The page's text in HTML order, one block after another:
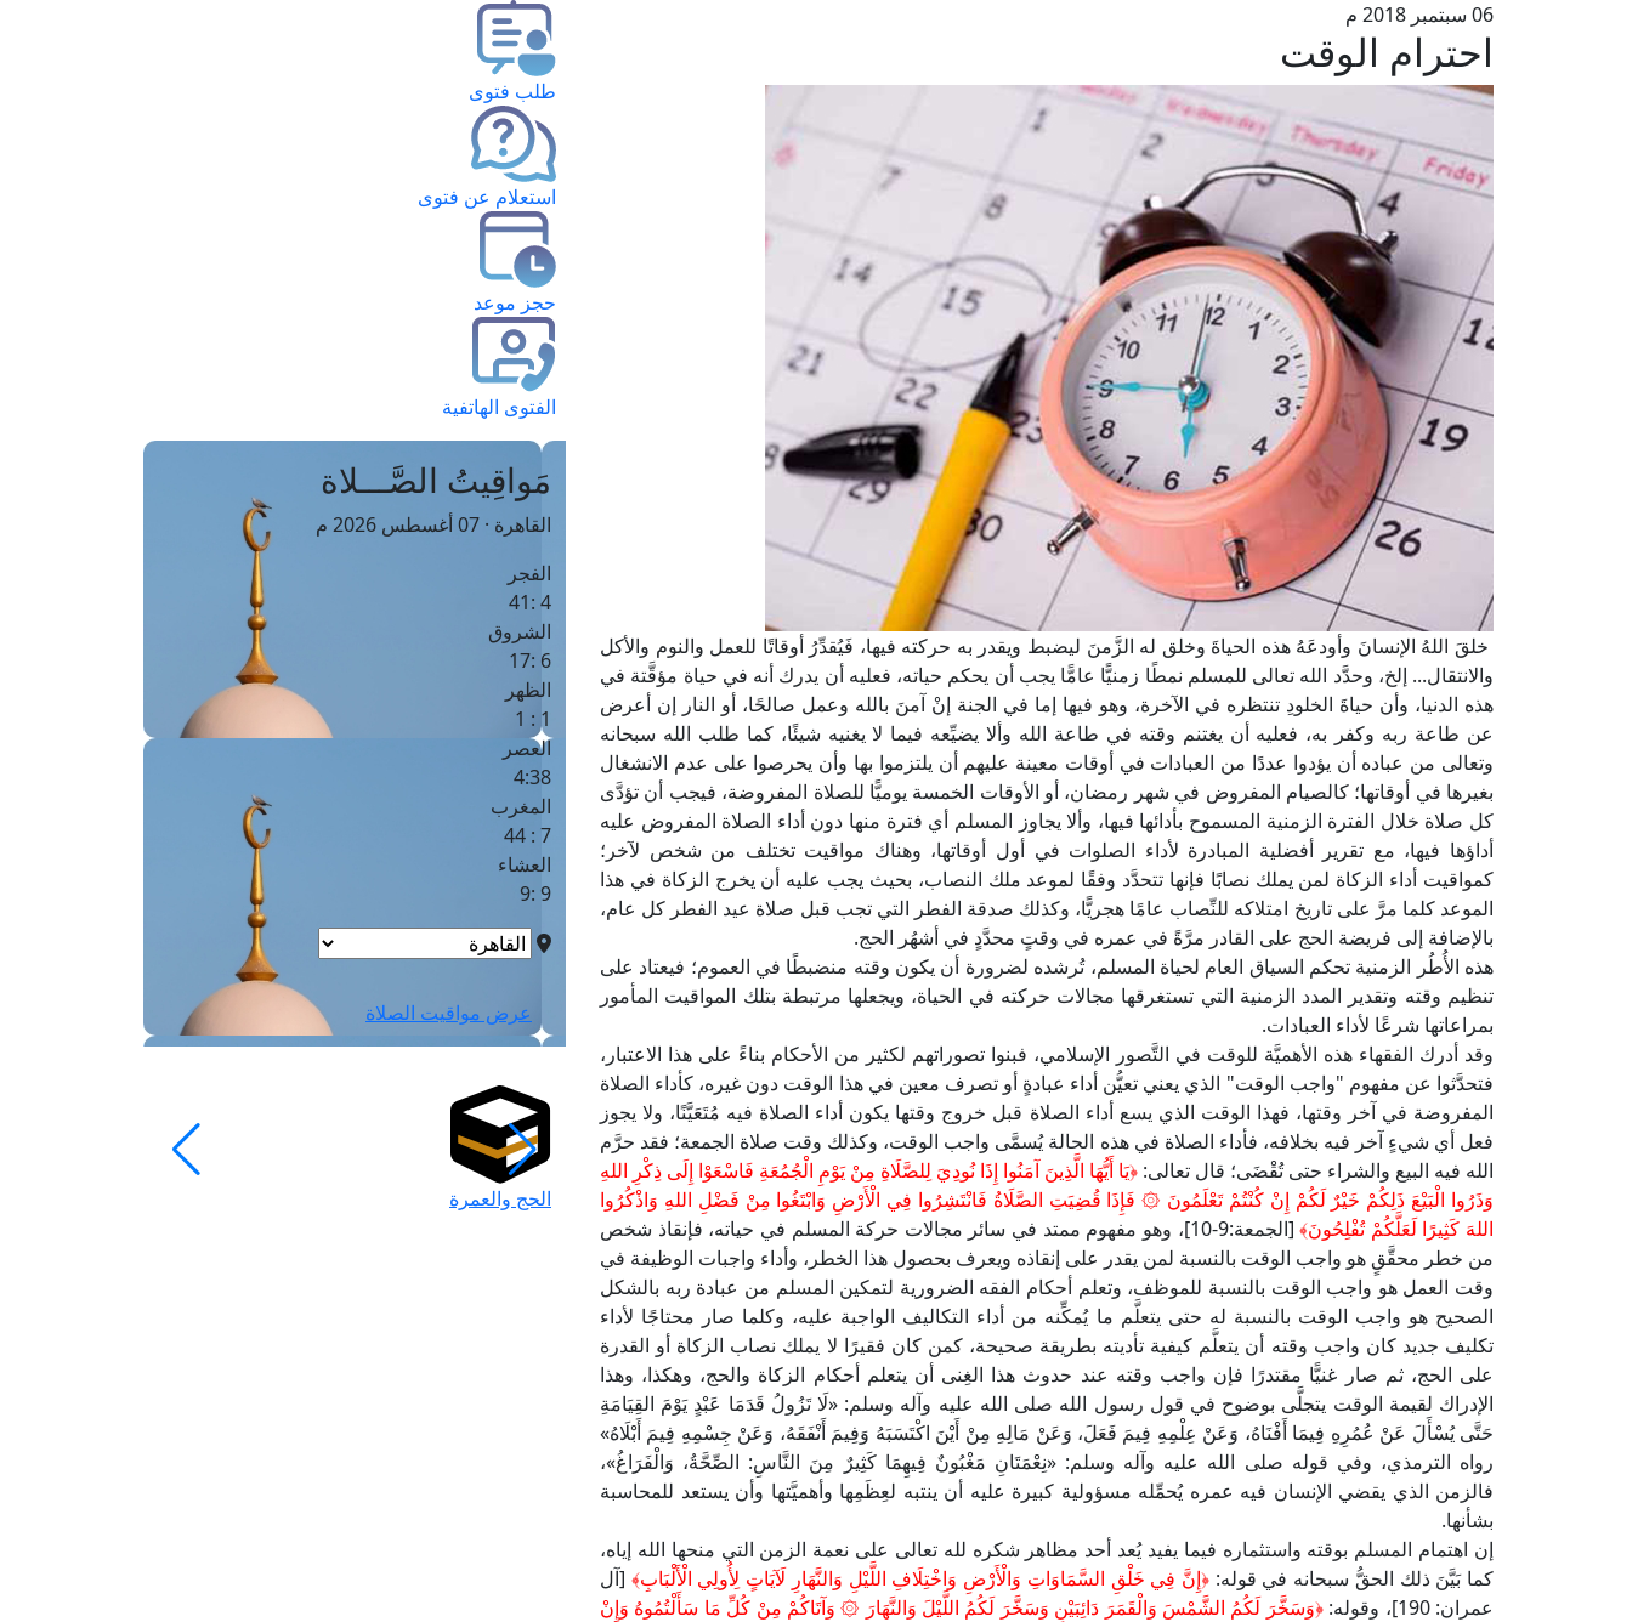
06 سبتمبر 2018 م
احترام الوقت
خلقَ اللهُ الإنسانَ وأودعَهُ هذه الحياةَ وخلق له الزَّمنَ ليضبط ويقدر به حركته فيها، فَيُقدِّرُ أوقاتًا للعمل والنوم والأكل
والانتقال... إلخ، وحدَّد الله تعالى للمسلم نمطًا زمنيًّا عامًّا يجب أن يحكم حياته، فعليه أن يدرك أنه في حياة مؤقَّتة في
هذه الدنيا، وأن حياةَ الخلودِ تنتظره في الآخرة، وهو فيها إما في الجنة إنْ آمنَ بالله وعمل صالحًا، أو النار إن أعرض
عن طاعة ربه وكفر به، فعليه أن يغتنم وقته في طاعة الله وألا يضيِّعه فيما لا يغنيه شيئًا، كما طلب الله سبحانه
وتعالى من عباده أن يؤدوا عددًا من العبادات في أوقات معينة عليهم أن يلتزموا بها وأن يحرصوا على عدم الانشغال
بغيرها في أوقاتها؛ كالصيام المفروض في شهر رمضان، أو الأوقات الخمسة يوميًّا للصلاة المفروضة، فيجب أن تؤدَّى
كل صلاة خلال الفترة الزمنية المسموح بأدائها فيها، وألا يجاوز المسلم أي فترة منها دون أداء الصلاة المفروض عليه
أداؤها فيها، مع تقرير أفضلية المبادرة لأداء الصلوات في أول أوقاتها، وهناك مواقيت تختلف من شخص لآخر؛
كمواقيت أداء الزكاة لمن يملك نصابًا فإنها تتحدَّد وفقًا لموعد ملك النصاب، بحيث يجب عليه أن يخرج الزكاة في هذا
الموعد كلما مرَّ على تاريخ امتلاكه للنِّصاب عامًا هجريًّا، وكذلك صدقة الفطر التي تجب قبل صلاة عيد الفطر كل عام،
بالإضافة إلى فريضة الحج على القادر مرَّةً في عمره في وقتٍ محدَّدٍ في أشهُر الحج.
هذه الأُطُر الزمنية تحكم السياق العام لحياة المسلم، تُرشده لضرورة أن يكون وقته منضبطًا في العموم؛ فيعتاد على
تنظيم وقته وتقدير المدد الزمنية التي تستغرقها مجالات حركته في الحياة، ويجعلها مرتبطة بتلك المواقيت المأمور
بمراعاتها شرعًا لأداء العبادات.
وقد أدرك الفقهاء هذه الأهميَّة للوقت في التَّصور الإسلامي، فبنوا تصوراتهم لكثير من الأحكام بناءً على هذا الاعتبار،
فتحدَّثوا عن مفهوم "واجب الوقت" الذي يعني تعيُّن أداء عبادةٍ أو تصرف معين في هذا الوقت دون غيره، كأداء الصلاة
المفروضة في آخر وقتها، فهذا الوقت الذي يسع أداء الصلاة قبل خروج وقتها يكون أداء الصلاة فيه مُتَعَيَّنًا، ولا يجوز
فعل أي شيءٍ آخر فيه بخلافه، فأداء الصلاة في هذه الحالة يُسمَّى واجب الوقت، وكذلك وقت صلاة الجمعة؛ فقد حرَّم
الله فيه البيع والشراء حتى تُقْضَى؛ قال تعالى: ﴿يَا أَيُّهَا الَّذِينَ آمَنُوا إِذَا نُودِيَ لِلصَّلَاةِ مِنْ يَوْمِ الْجُمُعَةِ فَاسْعَوْا إِلَى ذِكْرِ اللهِ
وَذَرُوا الْبَيْعَ ذَلِكُمْ خَيْرٌ لَكُمْ إِنْ كُنْتُمْ تَعْلَمُونَ ۞ فَإِذَا قُضِيَتِ الصَّلَاةُ فَانْتَشِرُوا فِي الْأَرْضِ وَابْتَغُوا مِنْ فَضْلِ اللهِ وَاذْكُرُوا
اللهَ كَثِيرًا لَعَلَّكُمْ تُفْلِحُونَ﴾
[الجمعة:9-10]، وهو مفهوم ممتد في سائر مجالات حركة المسلم في حياته، فإنقاذ شخص
من خطر محقَّقٍ هو واجب الوقت بالنسبة لمن يقدر على إنقاذه ويعرف بحصول هذا الخطر، وأداء واجبات الوظيفة في
وقت العمل هو واجب الوقت بالنسبة للموظف، وتعلم أحكام الفقه الضرورية لتمكين المسلم من عبادة ربه بالشكل
الصحيح هو واجب الوقت بالنسبة له حتى يتعلَّم ما يُمكِّنه من أداء التكاليف الواجبة عليه، وكلما صار محتاجًا لأداء
تكليف جديد كان واجب وقته أن يتعلَّم كيفية تأديته بطريقة صحيحة، كمن كان فقيرًا لا يملك نصاب الزكاة أو القدرة
على الحج، ثم صار غنيًّا مقتدرًا فإن واجب وقته عند حدوث هذا الغِنى أن يتعلم أحكام الزكاة والحج، وهكذا، وهذا
الإدراك لقيمة الوقت يتجلَّى بوضوح في قول رسول الله صلى الله عليه وآله وسلم: «لَا تَزُولُ قَدَمَا عَبْدٍ يَوْمَ القِيَامَةِ
حَتَّى يُسْأَلَ عَنْ عُمُرِهِ فِيمَا أَفْنَاهُ، وَعَنْ عِلْمِهِ فِيمَ فَعَلَ، وَعَنْ مَالِهِ مِنْ أَيْنَ اكْتَسَبَهُ وَفِيمَ أَنْفَقَهُ، وَعَنْ جِسْمِهِ فِيمَ أَبْلَاهُ»
رواه الترمذي، وفي قوله صلى الله عليه وآله وسلم: «نِعْمَتَانِ مَغْبُونٌ فِيهِمَا كَثِيرٌ مِنَ النَّاسِ: الصِّحَّةُ، وَالْفَرَاغُ»،
فالزمن الذي يقضي الإنسان فيه عمره يُحمِّله مسؤولية كبيرة عليه أن ينتبه لعِظَمِها وأهميَّتها وأن يستعد للمحاسبة
بشأنها.
إن اهتمام المسلم بوقته واستثماره فيما يفيد يُعد أحد مظاهر شكره لله تعالى على نعمة الزمن التي منحها الله إياه،
كما بَيَّنَ ذلك الحقُّ سبحانه في قوله:﴿إِنَّ فِي خَلْقِ السَّمَاوَاتِ وَالْأَرْضِ وَاخْتِلَافِ اللَّيْلِ وَالنَّهَارِ لَآيَاتٍ لِأُولِي الْأَلْبَابِ﴾ [آل
عمران: 190]، وقوله:
﴿وَسَخَّرَ لَكُمُ الشَّمْسَ وَالْقَمَرَ دَائِبَيْنِ وَسَخَّرَ لَكُمُ اللَّيْلَ وَالنَّهَارَ ۞ وَآتَاكُمْ مِنْ كُلِّ مَا سَأَلْتُمُوهُ وَإِنْ
طلب فتوى
استعلام عن فتوى
حجز موعد
الفتوى الهاتفية
مَواقِيتُ الصَّـــلاة
القاهرة · 07 أغسطس 2026 م
الفجر
4 :41
الشروق
6 :17
الظهر
1 : 1
العصر
4:38
المغرب
7 : 44
العشاء
9 :9
عرض مواقيت الصلاة
الحج والعمرة